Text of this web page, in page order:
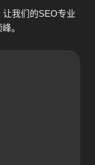
我们的SEO专业
。